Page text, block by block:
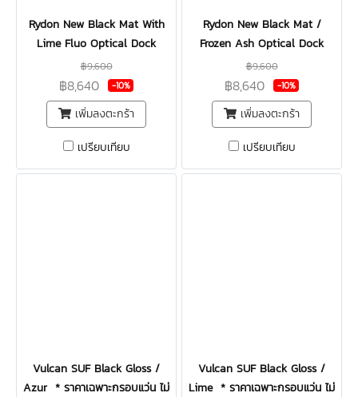
Rydon New Black Mat With
Lime Fluo Optical Dock
฿9,600
฿8,640 -10%
เพิ่มลงตะกร้า
เปรียบเทียบ
Rydon New Black Mat /
Frozen Ash Optical Dock
฿9,600
฿8,640 -10%
เพิ่มลงตะกร้า
เปรียบเทียบ
Vulcan SUF Black Gloss /
Azur * ราคาเฉพาะกรอบแว่น ไม่
Vulcan SUF Black Gloss /
Lime * ราคาเฉพาะกรอบแว่น ไม่